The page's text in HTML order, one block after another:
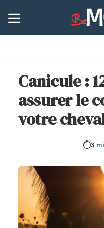
Canicule :
assurer le
votre
⏱️3